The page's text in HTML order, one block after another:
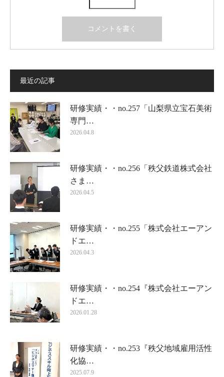
最近の記事
研修実績・・no.257「山梨県立宝石美術
専門…
2026.04.8
研修実績・・no.256「秩父鉄道株式会社
さま…
2026.04.5
研修実績・・no.255「株式会社エーアン
ドエ…
2026.04.3
研修実績・・no.254『株式会社エーアン
ドエ…
2026.01.28
研修実績・・no.253『秩父地域雇用活性
化協…
2025.07.9